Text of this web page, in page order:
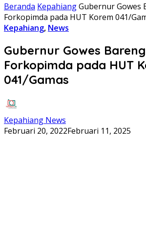
Beranda KepahiangGubernur Gowes
Forkopimda pada HUT Korem 041/
Kepahiang, News
Gubernur Gowes Bareng
Forkopimda pada HUT
041/Gamas
Kepahiang News
Februari 20, 2022Februari 11, 2025